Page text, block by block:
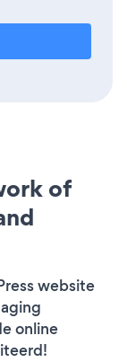
of
website
online